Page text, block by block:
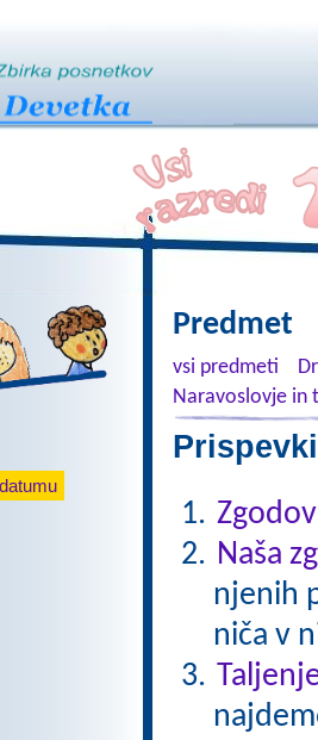
Predmet
vsi predmeti
Naravoslovje in
Naša
njenih
niča v